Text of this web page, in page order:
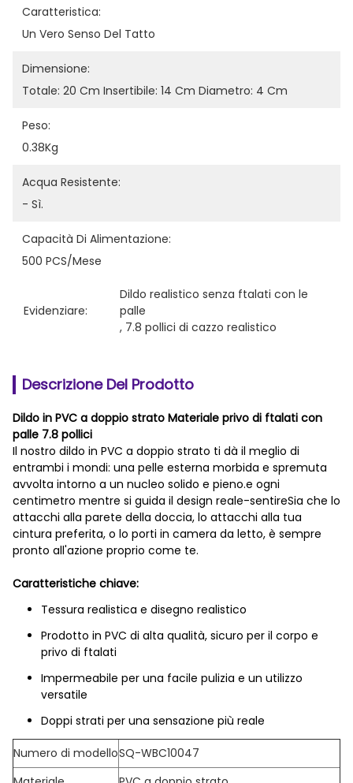
Caratteristica:
Un Vero Senso Del Tatto
Dimensione:
Totale: 20 Cm Insertibile: 14 Cm Diametro: 4 Cm
Peso:
0.38Kg
Acqua Resistente:
- Sì.
Capacità Di Alimentazione:
500 PCS/Mese
Evidenziare:
Dildo realistico senza ftalati con le
palle
, 7.8 pollici di cazzo realistico
Descrizione Del Prodotto
Dildo in PVC a doppio strato Materiale privo di ftalati con
palle 7.8 pollici
Il nostro dildo in PVC a doppio strato ti dà il meglio di
entrambi i mondi: una pelle esterna morbida e spremuta
avvolta intorno a un nucleo solido e pieno.e ogni
centimetro mentre si guida il design reale-sentireSia che lo
attacchi alla parete della doccia, lo attacchi alla tua
cintura preferita, o lo porti in camera da letto, è sempre
pronto all'azione proprio come te.
Caratteristiche chiave:
Tessura realistica e disegno realistico
Prodotto in PVC di alta qualità, sicuro per il corpo e
privo di ftalati
Impermeabile per una facile pulizia e un utilizzo
versatile
Doppi strati per una sensazione più reale
Numero di modelloSQ-WBC10047